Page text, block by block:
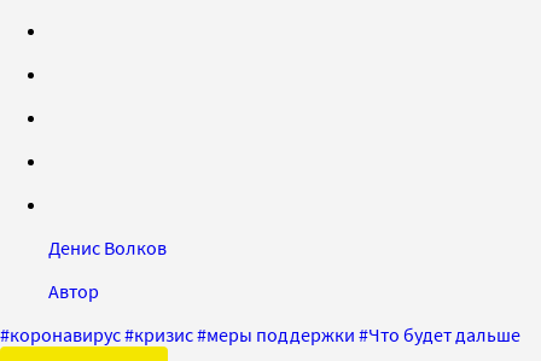
Денис Волков
Автор
#коронавирус#кризис#меры поддержки #Что будет дальше